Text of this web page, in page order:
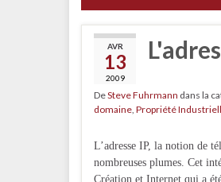
AVR
13
2009
DeSteve Fuhrmann dans la
domaine, Propriété
L’adresse IP, la notion de
nombreuses plumes. Cet
Création et Internet qui a